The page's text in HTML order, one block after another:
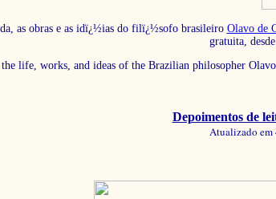
as obras e as idï¿½ias do filï¿½sofo brasileiro Olavo de
gratuita,
life, works, and ideas of the Brazilian philosopher
Depoimentos de
Atualizado em